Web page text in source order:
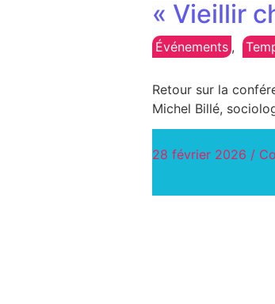
« Vieillir
Événements ,
Retour sur la
Michel Billé,
28 février 2026 /